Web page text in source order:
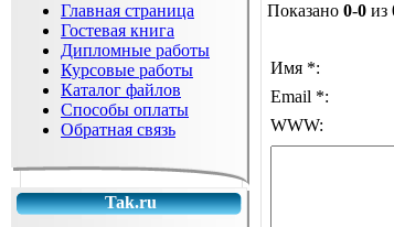
Главная страница
Гостевая книга
Дипломные работы
Курсовые работы
Каталог файлов
Способы оплаты
Обратная связь
Tak.ru
Показано 0-0 из
Имя *:
Email *:
WWW: